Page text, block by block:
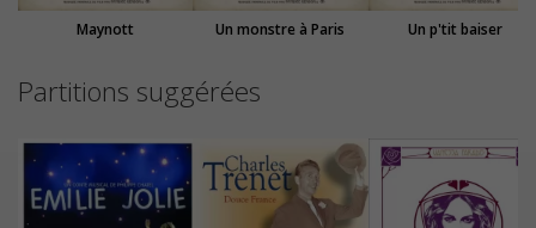
Maynott Un monstre à Paris Un p'tit baiser
Partitions suggérées